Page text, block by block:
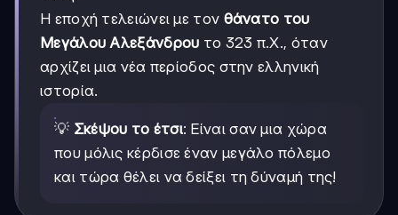
Η εποχή τελειώνει με τον θάνατο του
Μεγάλου Αλεξάνδρου το 323 π.Χ., όταν
αρχίζει μια νέα περίοδος στην ελληνική
ιστορία.
💡 Σκέψου το έτσι: Είναι σαν μια χώρα
που μόλις κέρδισε έναν μεγάλο πόλεμο
και τώρα θέλει να δείξει τη δύναμή της!